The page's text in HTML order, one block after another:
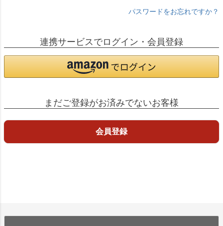
パスワードをお忘れですか？
連携サービスでログイン・会員登録
まだご登録がお済みでないお客様
会員登録